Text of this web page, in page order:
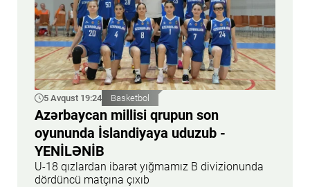
5 Avqust 19:24 Basketbol
Azərbaycan millisi qrupun son
oyununda İslandiyaya uduzub -
YENİLƏNİB
U-18 qızlardan ibarət yığmamız B divizionunda
dördüncü matçına çıxıb